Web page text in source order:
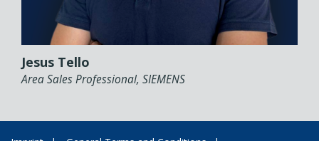
Jesus Tello
Area Sales Professional, SIEMENS